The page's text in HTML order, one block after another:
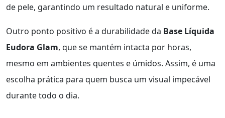
de pele, garantindo um resultado natural e uniforme.
Outro ponto positivo é a durabilidade da Base Líquida
Eudora Glam, que se mantém intacta por horas,
mesmo em ambientes quentes e úmidos. Assim, é uma
escolha prática para quem busca um visual impecável
durante todo o dia.